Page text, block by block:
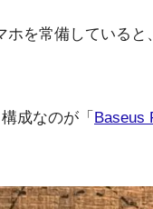
ホを常備している
成なのが「 Baseus